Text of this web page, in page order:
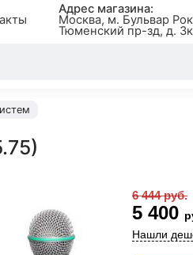
Адрес магазина:
Москва, м. Бульвар
Тюменский пр-зд, д.
6 444 руб.
5 400
Нашли